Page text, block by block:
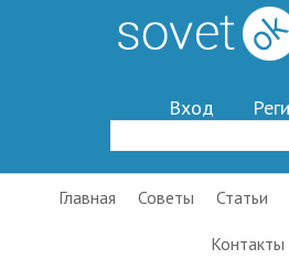
Вход
Главная Советы Статьи
Контакты